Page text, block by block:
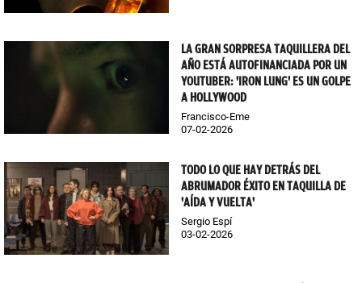
LA GRAN SORPRESA TAQUILLERA DEL
AÑO ESTÁ AUTOFINANCIADA POR UN
YOUTUBER: 'IRON LUNG' ES UN GOLPE
A HOLLYWOOD
Francisco-Eme
07-02-2026
TODO LO QUE HAY DETRÁS DEL
ABRUMADOR ÉXITO EN TAQUILLA DE
'AÍDA Y VUELTA'
Sergio Espí
03-02-2026